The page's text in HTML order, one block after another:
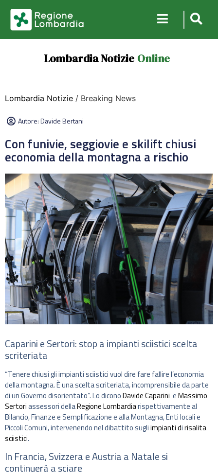
Lombardia Notizie Online
Lombardia Notizie / Breaking News
Autore:Davide Bertani
Con funivie, seggiovie e skilift chiusi
economia della montagna a rischio
Caparini e Sertori: stop a impianti sciistici scelta
scriteriata
“Tenere chiusi gli impianti sciistici vuol dire fare fallire l’economia
della montagna. È una scelta scriteriata, incomprensibile da parte
di un Governo disorientato”. Lo diconoDavide Caparini eMassimo
Sertoriassessori dellaRegione Lombardiarispettivamente al
Bilancio, Finanze e Semplificazione e alla Montagna, Enti locali e
Piccoli Comuni, intervenendo nel dibattito sugliimpianti dirisalita
sciistici.
In Francia, Svizzera e Austria a Natale si
continuerà a sciare